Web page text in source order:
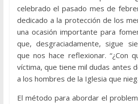
celebrado el pasado mes de
dedicado a la protección de los
una ocasión importante para
que, desgraciadamente, sigue
que nos hace reflexionar. “¿Con
víctima, que tiene mil dudas antes
a los hombres de la Iglesia que
El método para abordar el